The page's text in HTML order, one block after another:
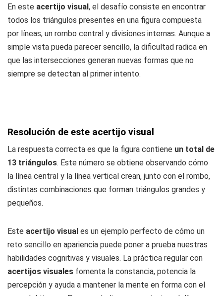
En este acertijo visual, el desafío consiste en encontrar
todos los triángulos presentes en una figura compuesta
por líneas, un rombo central y divisiones internas. Aunque a
simple vista pueda parecer sencillo, la dificultad radica en
que las intersecciones generan nuevas formas que no
siempre se detectan al primer intento.
Resolución de este acertijo visual
La respuesta correcta es que la figura contiene un total de
13 triángulos. Este número se obtiene observando cómo
la línea central y la línea vertical crean, junto con el rombo,
distintas combinaciones que forman triángulos grandes y
pequeños.
Este acertijo visual es un ejemplo perfecto de cómo un
reto sencillo en apariencia puede poner a prueba nuestras
habilidades cognitivas y visuales. La práctica regular con
acertijos visuales fomenta la constancia, potencia la
percepción y ayuda a mantener la mente en forma con el